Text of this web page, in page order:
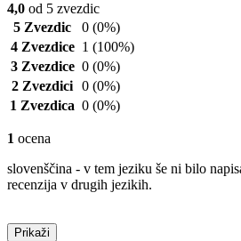
4,0 od 5 zvezdic
5 Zvezdic
0 (0%)
4 Zvezdice 1 (100%)
3 Zvezdice 0 (0%)
2 Zvezdici 0 (0%)
1 Zvezdica 0 (0%)
1 ocena
slovenščina - v tem jeziku še ni bilo
recenzija v drugih jezikih.
Prikaži